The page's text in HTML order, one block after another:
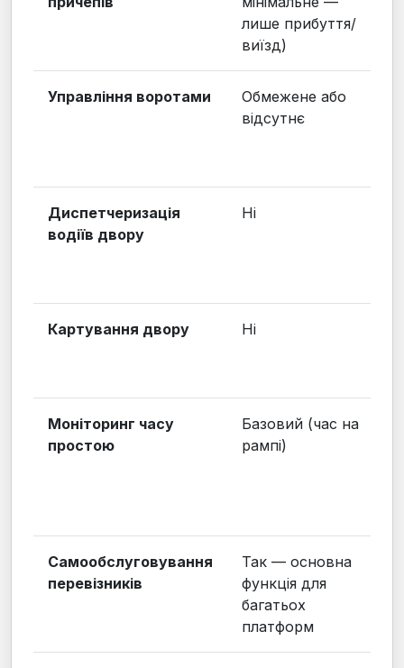
лише прибуття/
виїзд)
Управління воротами
Обмежене або
відсутнє
Диспетчеризація
водіїв двору
Ні
Картування двору Ні
Моніторинг часу
простою
Базовий (час на
рампі)
Самообслуговування
перевізників
Так — основна
функція для
багатьох
платформ